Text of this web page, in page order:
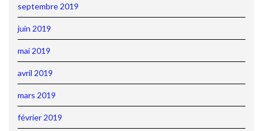
septembre 2019
juin 2019
mai 2019
avril 2019
mars 2019
février 2019